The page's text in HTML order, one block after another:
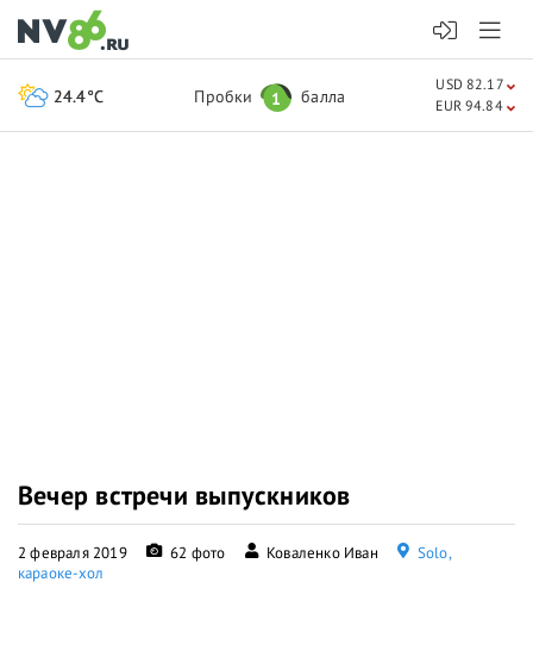
Вечер встречи выпускников
2 февраля 2019 62 фото Коваленко Иван
Solo,
караоке-хол
24.4°C Пробки 1 балла
USD 82.17
EUR 94.84